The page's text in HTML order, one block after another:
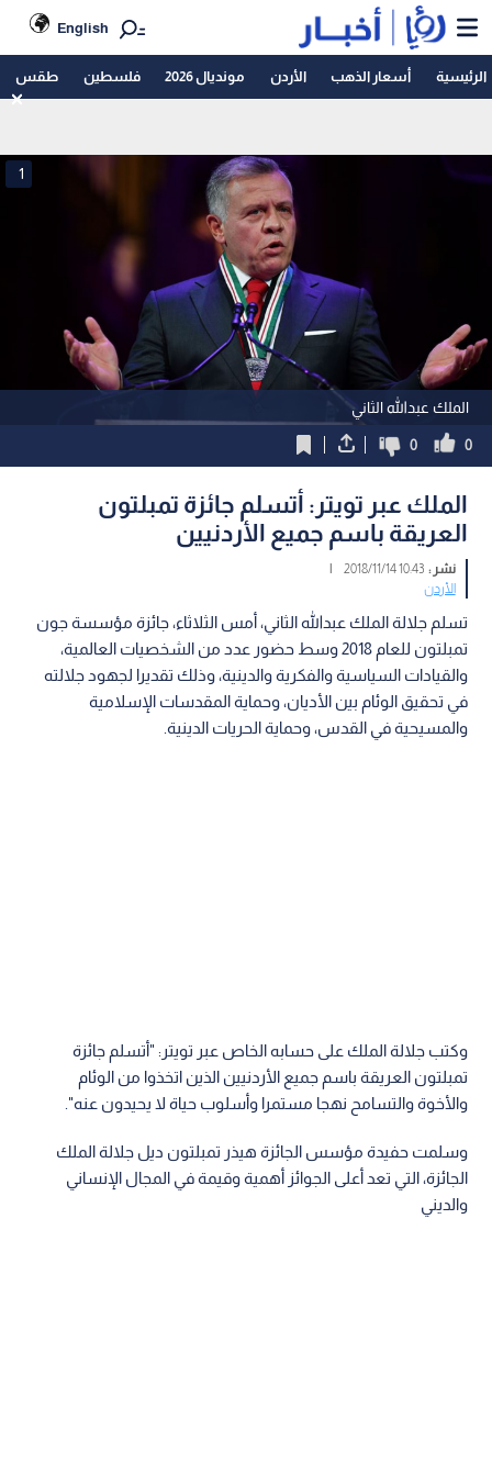
English
الرئيسية أسعار الذهب الأردن مونديال 2026 فلسطين طقس
الملك عبدالله الثاني
1
0
0
الملك عبر تويتر: أتسلم جائزة تمبلتون
العريقة باسم جميع الأردنيين
نشر :10:43 2018/11/14
|
الأردن
تسلم جلالة الملك عبدالله الثاني، أمس الثلاثاء، جائزة مؤسسة جون
تمبلتون للعام 2018 وسط حضور عدد من الشخصيات العالمية،
والقيادات السياسية والفكرية والدينية، وذلك تقديرا لجهود جلالته
في تحقيق الوئام بين الأديان، وحماية المقدسات الإسلامية
والمسيحية في القدس، وحماية الحريات الدينية.
وكتب جلالة الملك على حسابه الخاص عبر تويتر: "أتسلم جائزة
تمبلتون العريقة باسم جميع الأردنيين الذين اتخذوا من الوئام
والأخوة والتسامح نهجا مستمرا وأسلوب حياة لا يحيدون عنه".
وسلمت حفيدة مؤسس الجائزة هيذر تمبلتون ديل جلالة الملك
الجائزة، التي تعد أعلى الجوائز أهمية وقيمة في المجال الإنساني
والديني